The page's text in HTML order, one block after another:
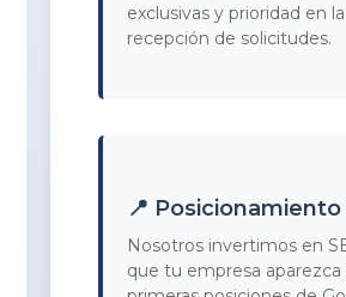
exclusivas y prioridad en la
recepción de solicitudes.
📍 Posicionamiento
Nosotros invertimos en
que tu empresa aparezca